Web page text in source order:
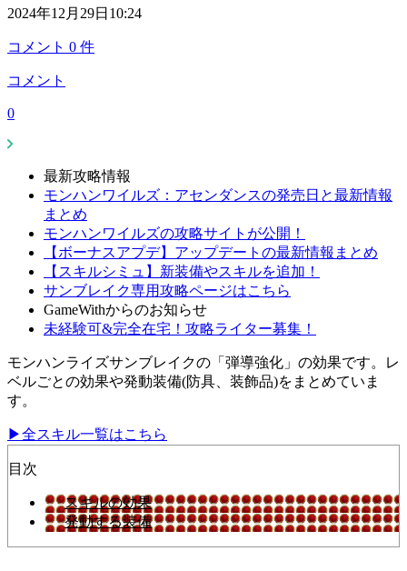
2024年12月29日10:24
コメント 0 件
コメント
0
最新攻略情報
モンハンワイルズ：アセンダンスの発売日と最新情報
まとめ
モンハンワイルズの攻略サイトが公開！
【ボーナスアプデ】アップデートの最新情報まとめ
【スキルシミュ】新装備やスキルを追加！
サンブレイク専用攻略ページはこちら
GameWithからのお知らせ
未経験可&完全在宅！攻略ライター募集！
モンハンライズサンブレイクの「弾導強化」の効果です。レ
ベルごとの効果や発動装備(防具、装飾品)をまとめていま
す。
▶︎全スキル一覧はこちら
目次
スキルの効果
発動する装備